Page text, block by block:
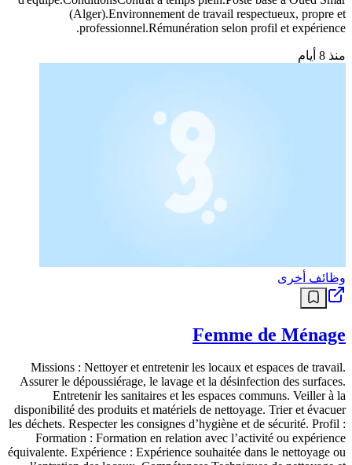
(Alger).Environnement de travail respectueux, propre et
professionnel.Rémunération selon profil et expérience.
منذ 8 أيام
وظائف أخرى
Femme de Ménage
Missions : Nettoyer et entretenir les locaux et espaces de travail.
Assurer le dépoussiérage, le lavage et la désinfection des surfaces.
Entretenir les sanitaires et les espaces communs. Veiller à la
disponibilité des produits et matériels de nettoyage. Trier et évacuer
les déchets. Respecter les consignes d’hygiène et de sécurité. Profil :
Formation : Formation en relation avec l’activité ou expérience
équivalente. Expérience : Expérience souhaitée dans le nettoyage ou